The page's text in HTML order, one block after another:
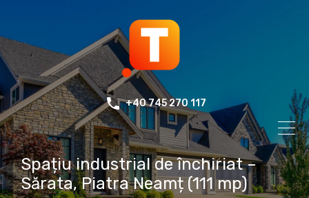
+40 745 270 117
Spațiu industrial de închiriat –
Sărata, Piatra Neamț (111 mp)